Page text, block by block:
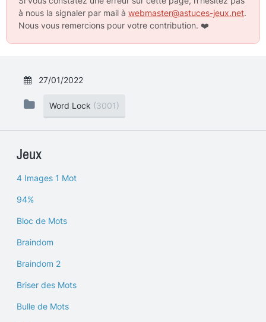
à nous la signaler par mail à webmaster@astuces-jeux.net.
Nous vous remercions pour votre contribution. ❤️
27/01/2022
Word Lock (3001)
Jeux
4 Images 1 Mot
94%
Bloc de Mots
Braindom
Braindom 2
Briser des Mots
Bulle de Mots